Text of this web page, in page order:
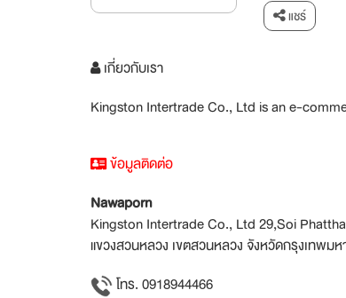
แชร์
เกี่ยวกับเรา
Kingston Intertrade Co., Ltd is an e-
ข้อมูลติดต่อ
Nawaporn
Kingston Intertrade Co., Ltd 29,Soi
แขวงสวนหลวง เขตสวนหลวง จังหวัดกรุงเทพมห
โทร. 0918944466